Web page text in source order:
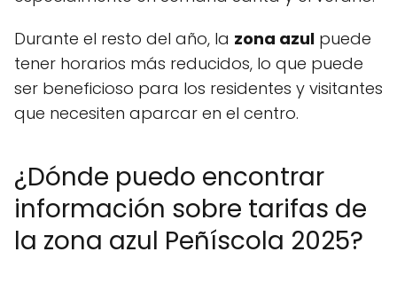
Durante el resto del año, la zona azul puede
tener horarios más reducidos, lo que puede
ser beneficioso para los residentes y visitantes
que necesiten aparcar en el centro.
¿Dónde puedo encontrar
información sobre tarifas de
la zona azul Peñíscola 2025?